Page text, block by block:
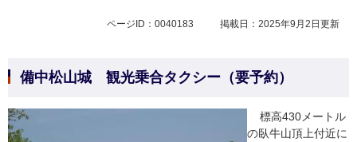
ページID：0040183 掲載日：2025年9月2日更新
備中松山城 観光乗合タクシー（要予約）
標高430メートル
の臥牛山頂上付近に